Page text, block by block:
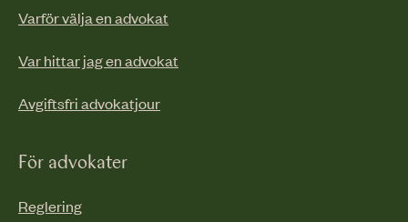
Varför välja en advokat
Var hittar jag en advokat
Avgiftsfri advokatjour
För advokater
Reglering